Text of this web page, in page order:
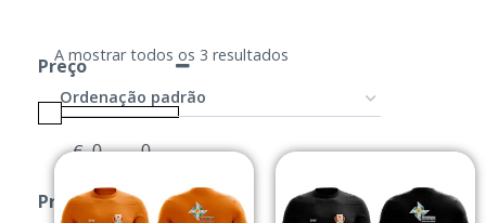
Preço
€ -
Produtos
A mostrar todos os 3 resultados